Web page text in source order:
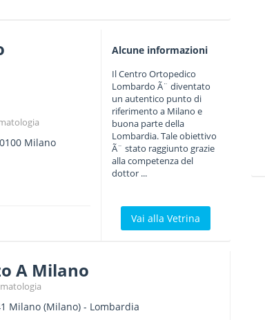
Milano
Alcune informazioni
Il Centro Ortopedico
Lombardo Ã¨ diventato
un autentico punto di
riferimento a Milano e
buona parte della
Lombardia. Tale obiettivo
Ã¨ stato raggiunto grazie
alla competenza del
dottor ...
Vai alla Vetrina
A Milano
Milano(Milano) - Lombardia